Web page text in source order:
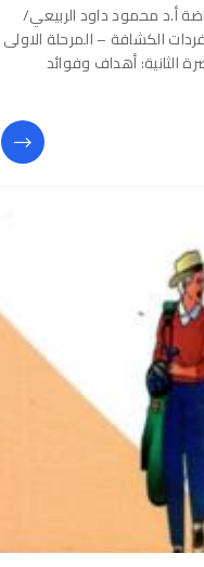
أ.د محمود داود الربيعي/
الكشافة – المرحلة الاولى
ما هي الحركة الكشفية. 2- المحاضرة الثانية: أهداف وفوائد